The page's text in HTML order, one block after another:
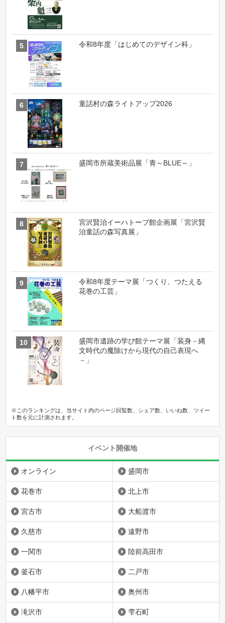
令和8年度「はじめてのデザイン科」
童話村の森ライトアップ2026
盛岡市所蔵美術品展「青～BLUE～」
宮沢賢治イーハトーブ館企画展「宮沢賢
治童話の森写真展」
令和8年度テーマ展「つくり、つたえる
花巻の工芸」
盛岡市遺跡の学び館テーマ展「装身－縄
文時代の魔除けから現代の自己表現へ
－」
※このランキングは、当サイト内のページ回覧数、シェア数、いいね数、ツイー
ト数を元に計測されます。
イベント開催地
オンライン 盛岡市
花巻市 北上市
宮古市 大船渡市
久慈市 遠野市
一関市 陸前高田市
釜石市 二戸市
八幡平市 奥州市
滝沢市 雫石町